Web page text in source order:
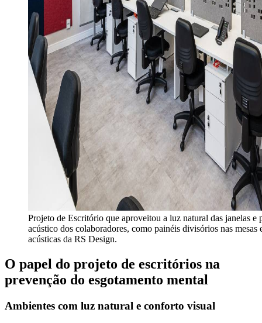
Projeto de Escritório que aproveitou a luz natural das janelas
acústico dos colaboradores, como painéis divisórios nas
acústicas da RS Design.
O papel do projeto de escritórios na
prevenção do esgotamento mental
Ambientes com luz natural e conforto visual